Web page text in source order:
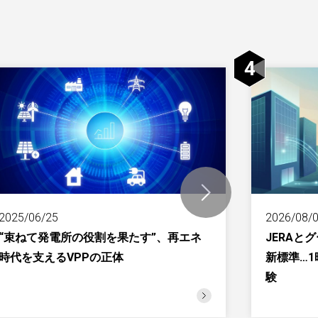
2025/06/25
“束ねて発電所の役割を果たす”、再エネ
時代を支えるVPPの正体
4
2026/08/
JERAと
新標準…1
験